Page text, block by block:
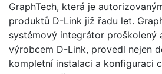
GraphTech, která je
produktů D-Link již řadu let.
systémový integrátor proškolený
výrobcem D-Link, provedl nejen
kompletní instalaci a konfiguraci